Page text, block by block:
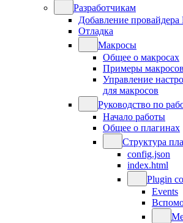
Разработчикам
Добавление провайдера
Отладка
Макросы
Общее о макросах
Примеры макросов
Управление
для макросов
Руководство по
Начало работы
Общее о плагинах
Структура
config.json
index.html
Plugin
Events